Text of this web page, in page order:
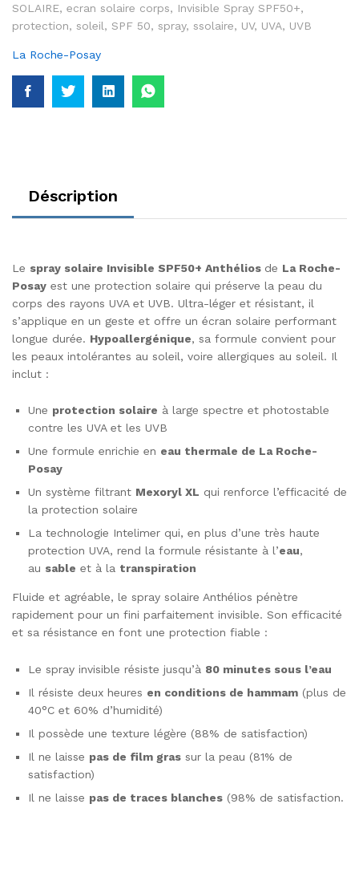
SOLAIRE, ecran solaire corps, Invisible Spray SPF50+,
protection, soleil, SPF 50, spray, ssolaire, UV, UVA, UVB
La Roche-Posay
Déscription
Le spray solaire Invisible SPF50+ Anthélios de La Roche-
Posay est une protection solaire qui préserve la peau du
corps des rayons UVA et UVB. Ultra-léger et résistant, il
s’applique en un geste et offre un écran solaire performant
longue durée. Hypoallergénique, sa formule convient pour
les peaux intolérantes au soleil, voire allergiques au soleil. Il
inclut :
Une protection solaire à large spectre et photostable
contre les UVA et les UVB
Une formule enrichie en eau thermale de La Roche-
Posay
Un système filtrant Mexoryl XL qui renforce l’efficacité de
la protection solaire
La technologie Intelimer qui, en plus d’une très haute
protection UVA, rend la formule résistante à l’eau,
au sable et à la transpiration
Fluide et agréable, le spray solaire Anthélios pénètre
rapidement pour un fini parfaitement invisible. Son efficacité
et sa résistance en font une protection fiable :
Le spray invisible résiste jusqu’à 80 minutes sous l’eau
Il résiste deux heures en conditions de hammam (plus de
40°C et 60% d’humidité)
Il possède une texture légère (88% de satisfaction)
Il ne laisse pas de film gras sur la peau (81% de
satisfaction)
Il ne laisse pas de traces blanches (98% de satisfaction.